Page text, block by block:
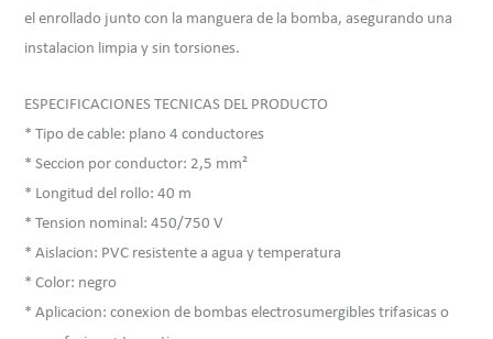
el enrollado junto con la manguera de la bomba, asegurando una
instalacion limpia y sin torsiones.
ESPECIFICACIONES TECNICAS DEL PRODUCTO
* Tipo de cable: plano 4 conductores
* Seccion por conductor: 2,5 mm²
* Longitud del rollo: 40 m
* Tension nominal: 450/750 V
* Aislacion: PVC resistente a agua y temperatura
* Color: negro
* Aplicacion: conexion de bombas electrosumergibles trifasicas o